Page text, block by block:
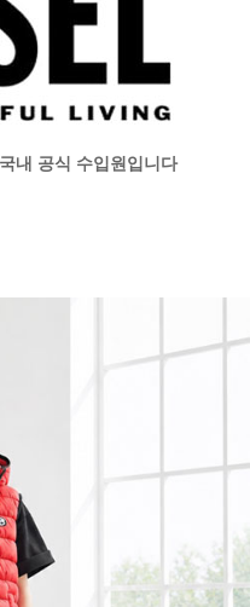
내 공식 수입원입니다